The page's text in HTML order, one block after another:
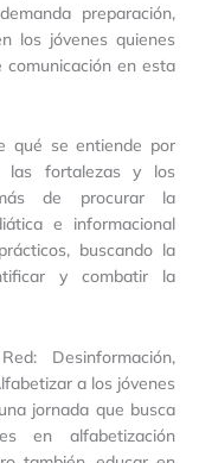
preparación,
los jóvenes quienes
en esta
qué se entiende por
las fortalezas y los
de procurar la
e informacional
buscando la
y combatir la
Desinformación,
a los jóvenes
jornada que busca
en alfabetización